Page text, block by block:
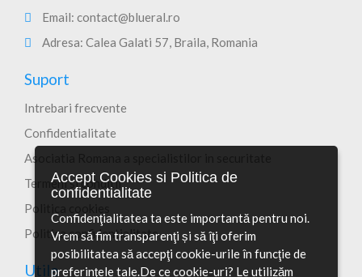
Email: contact@blueral.ro
Adresa: Calea Galati 57, Braila, Romania
Suport
Intrebari frecvente
Confidentialitate
Asociatia Romana a specialistilor in securitate
Termeni si conditii
Politica cookies
Politica confidentialitate
Utile
Accept Cookies si Politica de
confidentialitate
Confidenţialitatea ta este importantă pentru noi.
Vrem să fim transparenţi și să îţi oferim
posibilitatea să accepţi cookie-urile în funcţie de
preferinţele tale.De ce cookie-uri? Le utilizăm